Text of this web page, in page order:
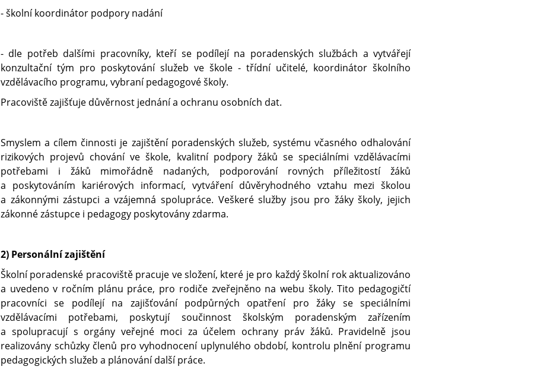
- školní koordinátor podpory nadání
- dle potřeb dalšími pracovníky, kteří se podílejí na poradenských službách a vytvářejí
konzultační tým pro poskytování služeb ve škole - třídní učitelé, koordinátor školního
vzdělávacího programu, vybraní pedagogové školy.
Pracoviště zajišťuje důvěrnost jednání a ochranu osobních dat.
Smyslem a cílem činnosti je zajištění poradenských služeb, systému včasného odhalování
rizikových projevů chování ve škole, kvalitní podpory žáků se speciálními vzdělávacími
potřebami i žáků mimořádně nadaných, podporování rovných příležitostí žáků
a poskytováním kariérových informací, vytváření důvěryhodného vztahu mezi školou
a zákonnými zástupci a vzájemná spolupráce. Veškeré služby jsou pro žáky školy, jejich
zákonné zástupce i pedagogy poskytovány zdarma.
2) Personální zajištění
Školní poradenské pracoviště pracuje ve složení, které je pro každý školní rok aktualizováno
a uvedeno v ročním plánu práce, pro rodiče zveřejněno na webu školy. Tito pedagogičtí
pracovníci se podílejí na zajišťování podpůrných opatření pro žáky se speciálními
vzdělávacími potřebami, poskytují součinnost školským poradenským zařízením
a spolupracují s orgány veřejné moci za účelem ochrany práv žáků. Pravidelně jsou
realizovány schůzky členů pro vyhodnocení uplynulého období, kontrolu plnění programu
pedagogických služeb a plánování další práce.